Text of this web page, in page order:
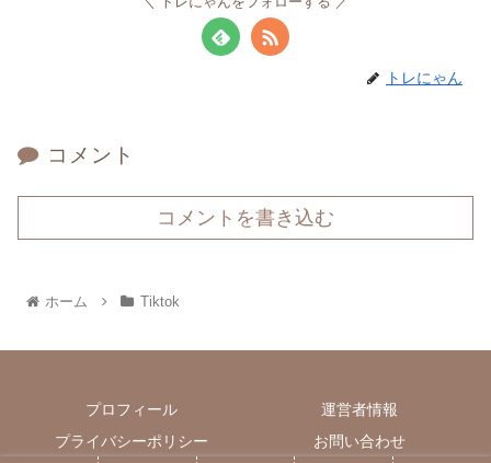
トレにゃん
コメント
コメントを書き込む
ホーム Tiktok
プロフィール
運営者情報
プライバシーポリシー
お問い合わせ